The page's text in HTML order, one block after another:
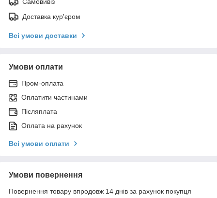
Доставка кур'єром
Всі умови доставки
Умови оплати
Пром-оплата
Оплатити частинами
Післяплата
Оплата на рахунок
Всі умови оплати
Умови повернення
Повернення товару впродовж 14 днів за рахунок покупця